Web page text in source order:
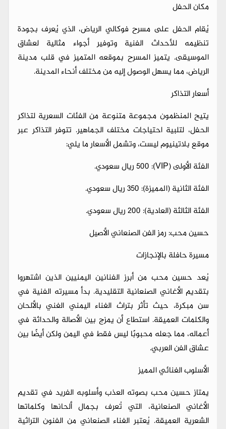
مكان الحفل
يُقام الحفل على مسرح فوكالي الرياض، الذي يُعرف بجودة
تنظيمه للأحداث الفنية وتوفير أجواء مثالية لعشاق
الموسيقى. يتميز المسرح بموقعه المتميز في قلب مدينة
الرياض، مما يسهل الوصول إليه من مختلف أنحاء المدينة.
أسعار التذاكر
يتيح المنظمون مجموعة متنوعة من الفئات السعرية لتذاكر
الحفل، لتلبية احتياجات مختلف الجماهير. تتوفر التذاكر عبر
موقع بلاتينيوم ليست، وتشمل الأسعار ما يلي:
الفئة الأولى (VIP): 500 ريال سعودي.
الفئة الثانية (المميزة): 350 ريال سعودي.
الفئة الثالثة (العادية): 200 ريال سعودي.
حسين محب: رمز الفن الصنعاني الأصيل
مسيرة حافلة بالإنجازات
يُعد حسين محب من أبرز الفنانين اليمنيين الذين اشتهروا
بتقديم الأغاني الصنعانية التقليدية. بدأ مسيرته الفنية في
سن مبكرة، حيث تأثر بتراث الغناء اليمني الغني بالألحان
والكلمات العميقة. استطاع أن يمزج بين الأصالة والحداثة في
أعماله، مما جعله محبوبًا ليس فقط في اليمن ولكن أيضًا بين
عشاق الفن العربي.
الأسلوب الغنائي المميز
يمتاز حسين محب بصوته العذب وأسلوبه الفريد في تقديم
الأغاني الصنعانية، التي تُعرف بجمال ألحانها وكلماتها
الشعرية العميقة. يُعتبر الغناء الصنعاني من الفنون التراثية